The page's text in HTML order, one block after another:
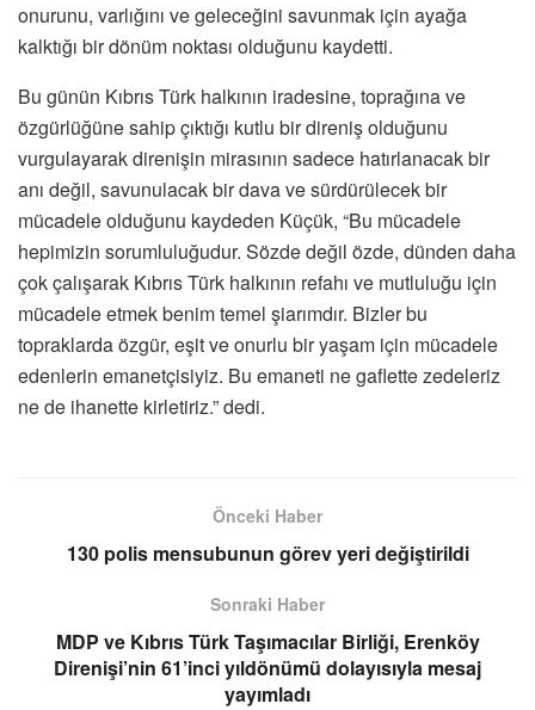
onurunu, varlığını ve geleceğini savunmak için ayağa
kalktığı bir dönüm noktası olduğunu kaydetti.
Bu günün Kıbrıs Türk halkının iradesine, toprağına ve
özgürlüğüne sahip çıktığı kutlu bir direniş olduğunu
vurgulayarak direnişin mirasının sadece hatırlanacak bir
anı değil, savunulacak bir dava ve sürdürülecek bir
mücadele olduğunu kaydeden Küçük, “Bu mücadele
hepimizin sorumluluğudur. Sözde değil özde, dünden daha
çok çalışarak Kıbrıs Türk halkının refahı ve mutluluğu için
mücadele etmek benim temel şiarımdır. Bizler bu
topraklarda özgür, eşit ve onurlu bir yaşam için mücadele
edenlerin emanetçisiyiz. Bu emaneti ne gaflette zedeleriz
ne de ihanette kirletiriz.” dedi.
Önceki Haber
130 polis mensubunun görev yeri değiştirildi
Sonraki Haber
MDP ve Kıbrıs Türk Taşımacılar Birliği, Erenköy
Direnişi’nin 61’inci yıldönümü dolayısıyla mesaj
yayımladı